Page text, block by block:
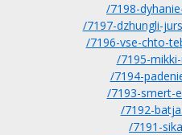
/7198-
/7197-dzhungli-
/7196-vse-chto-
/7195-
/7194-
/7193-smert-
/7192-
/7191-